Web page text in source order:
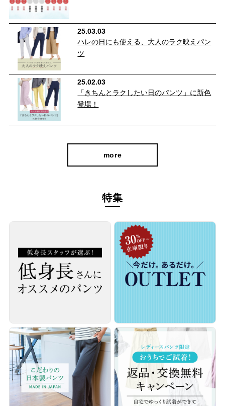
自分に似合うものを知っている人、年齢を重ねるごとに輝く
人に向けて、オンラインショップ「CAFE TABi」は日常・非
日常と分けず、近所のカフェで過ごす日常も、ふらっと楽し
経験を積み重ねた人にしか分からない“本物のスタンダー
ド”があるとすればそれはこんな形なのかもしれません。忙
しい毎日をおくる全ての女性にもっと軽やかに、もっと自分
らしくオシャレを楽しんでいただければ嬉しいです。
25.03.03
ハレの日にも使える、大人のラク映えパン
ツ
25.02.03
「きちんとラクしたい日のパンツ」に新色
登場！
more
特集